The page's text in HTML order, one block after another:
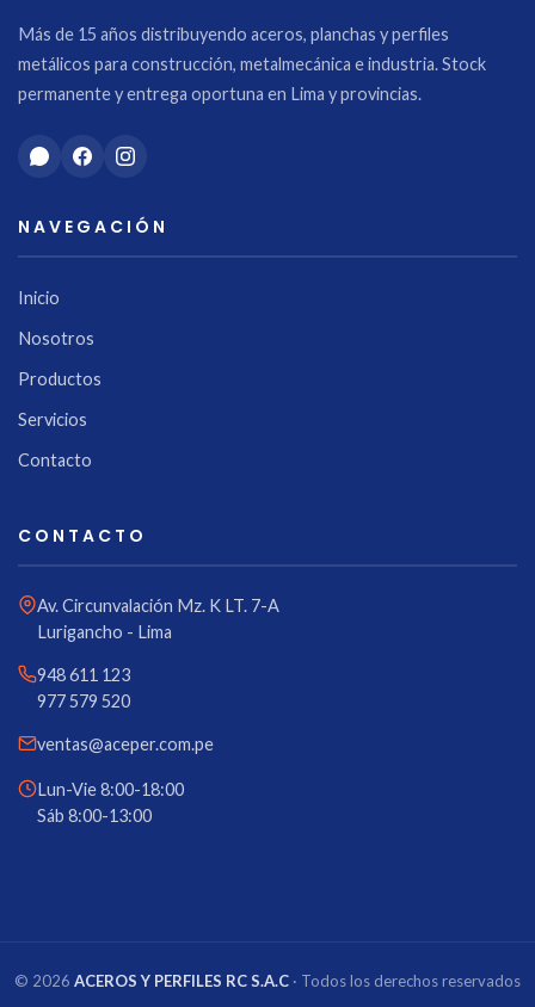
Más de 15 años distribuyendo aceros, planchas y perfiles
metálicos para construcción, metalmecánica e industria. Stock
permanente y entrega oportuna en Lima y provincias.
NAVEGACIÓN
Inicio
Nosotros
Productos
Servicios
Contacto
CONTACTO
Av. Circunvalación Mz. K LT. 7-A
Lurigancho - Lima
948 611 123
977 579 520
ventas@aceper.com.pe
Lun-Vie 8:00-18:00
Sáb 8:00-13:00
© 2026 ACEROS Y PERFILES RC S.A.C · Todos los derechos reservados